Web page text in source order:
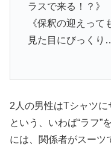
ラスで来る！？》
《保釈の迎えって
見た目にびっくり
2人の男性はTシャツ
という、いわば“ラフ”
には、関係者がスーツ